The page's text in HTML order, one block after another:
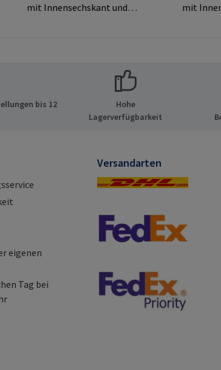
mit Innensechskant und
& Co. KG Auf der Heide 8
21514 Büchen Deutschland
E-Mail: mail@rampa.com
mit
& Co.
21514
E-Mail:
bis 12
Hohe
Lagerverfügbarkeit
eigenen
Tag bei
Versandarten